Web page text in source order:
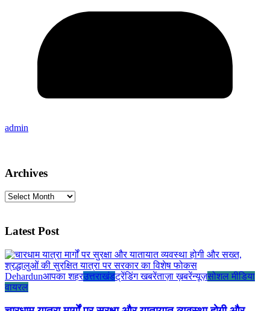
admin
Archives
Archives
Latest Post
Dehardunआपका शहरउत्तराखंडट्रेंडिंग खबरेंताज़ा ख़बरेंन्यूज़सोशल मीडिया
वायरल